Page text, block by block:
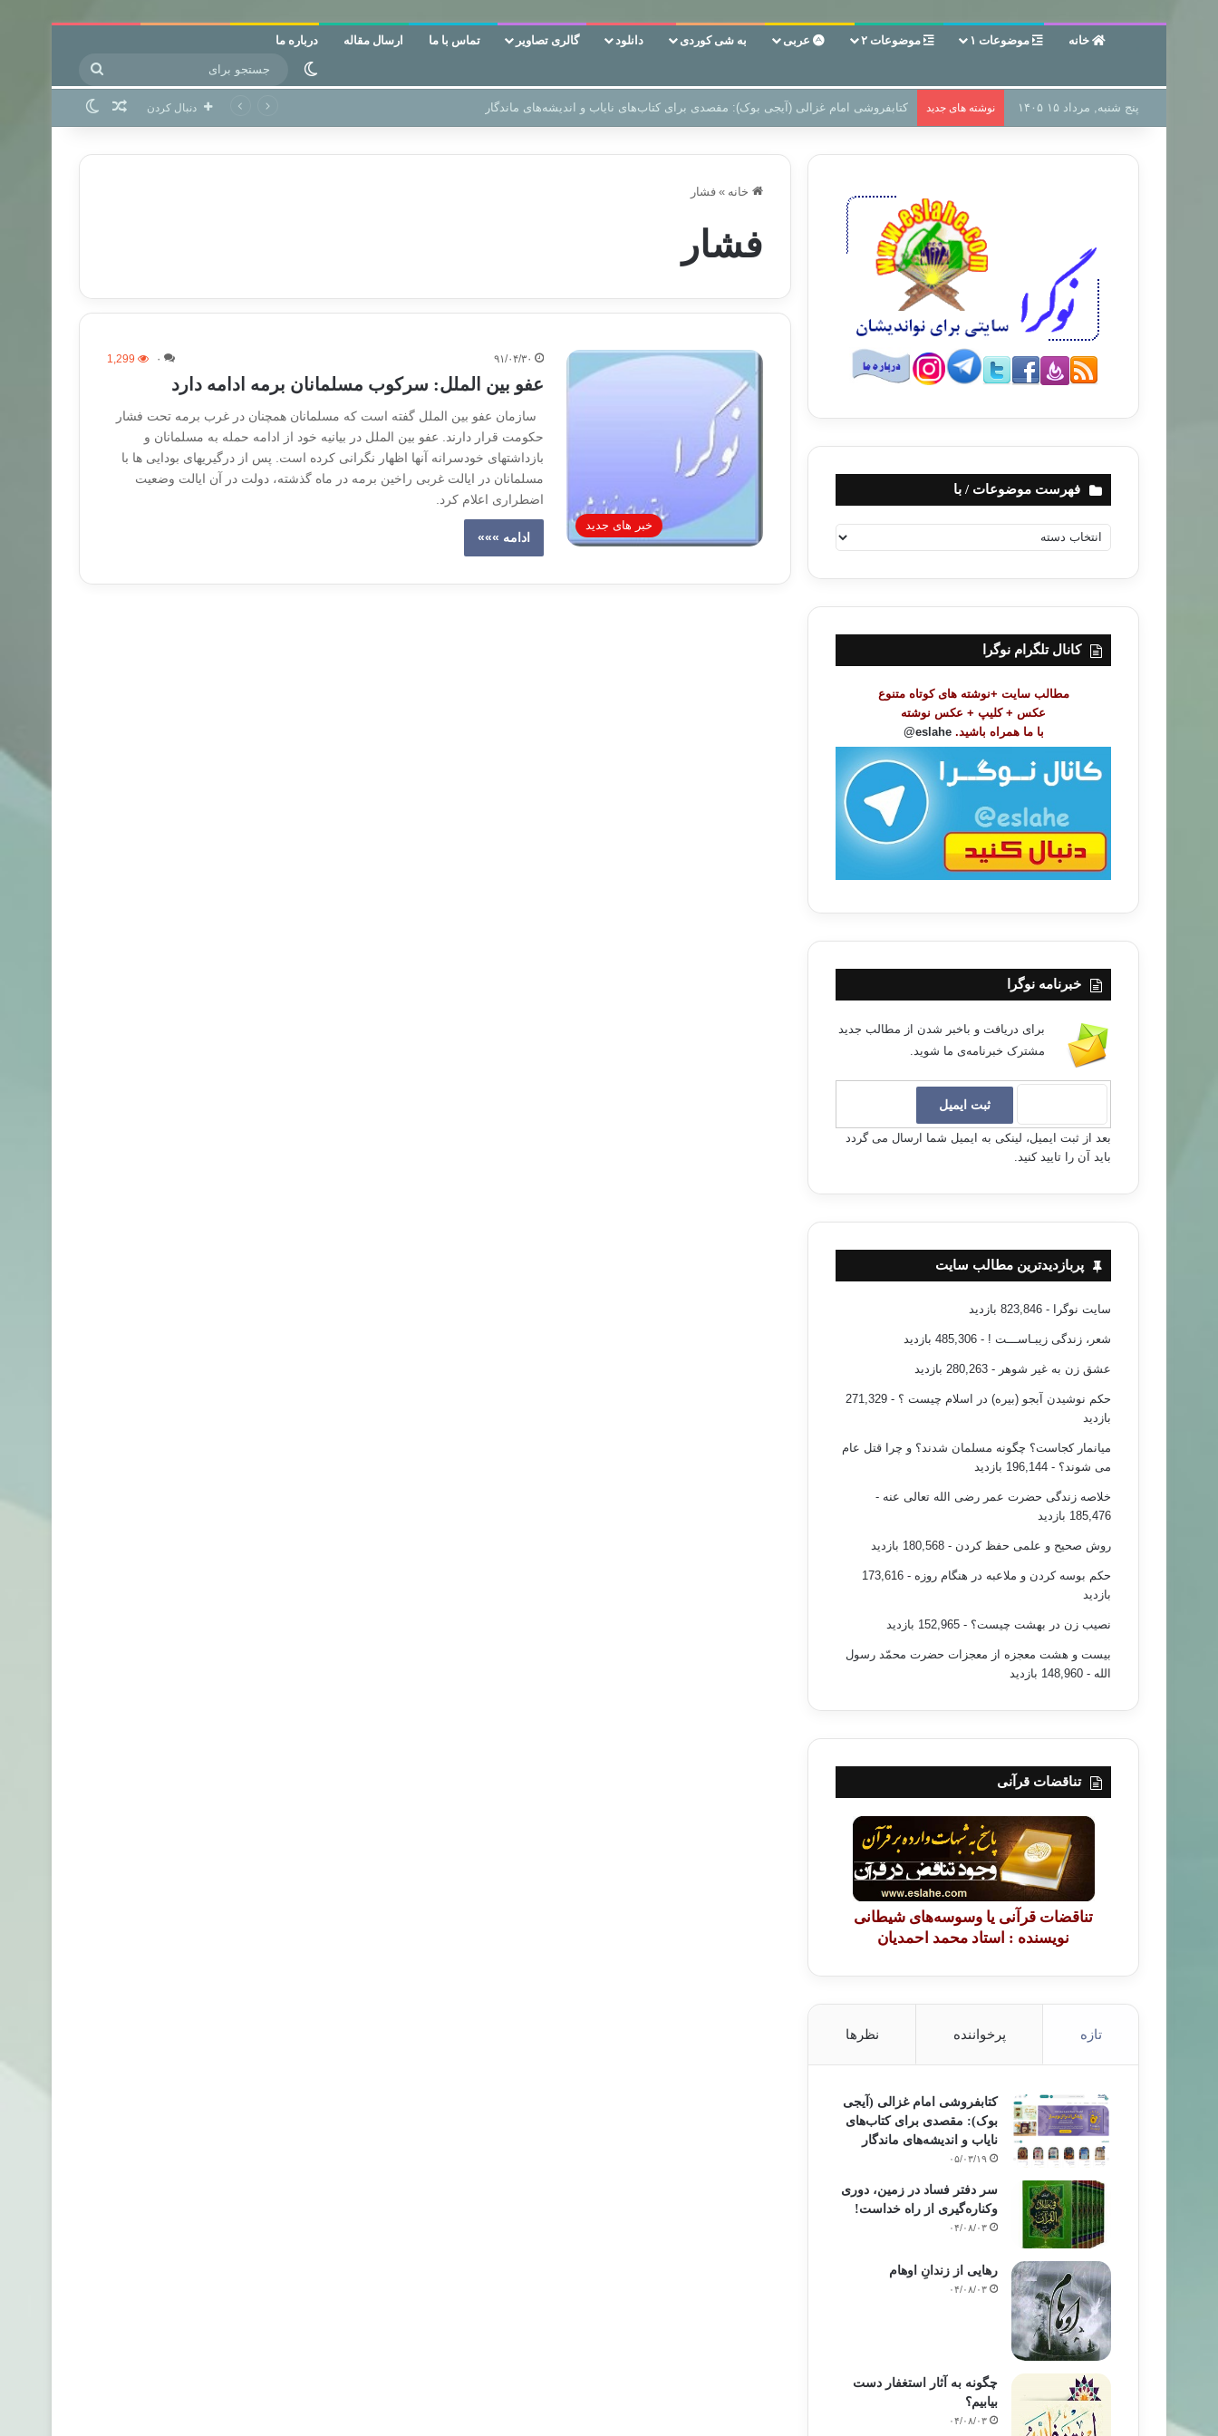
خانه موضوعات ۱ موضوعات ۲ عربی به شی کوردی دانلود گالری تصاویر تماس با ما ارسال مقاله درباره ما
تغییر پوسته
برای پنج شنبه, مرداد ۱۵ ۱۴۰۵ نوشته های جدید سر دفتر فساد در زمین‌، دوری وکناره‌گیری از راه خداست‌! دنبال کردن نوشته تصادفی
خانه » فشار
فشار
خبر های جدید
۹۱/۰۴/۳۰ ۰ 1,299
عفو بین الملل: سرکوب مسلمانان برمه ادامه دارد
سازمان عفو بین الملل گفته است که مسلمانان همچنان در غرب برمه تحت فشار
حکومت قرار دارند. عفو بین الملل در بیانیه خود از ادامه حمله به مسلمانان و
بازداشتهای خودسرانه آنها اظهار نگرانی کرده است. پس از درگیریهای بودایی ها با
مسلمانان در ایالت غربی راخین برمه در ماه گذشته، دولت در آن ایالت وضعیت
اضطراری اعلام کرد.
ادامه »»»
فهرست موضوعات / با
ه
ت
ض
کانال تلگرام نوگرا
مطالب سایت +نوشته های کوتاه متنوع
عکس + کلیپ + عکس نوشته
با ما همراه باشید. eslahe@
خبرنامه نوگرا
برای دریافت و باخبر شدن از مطالب جدید
مشترک خبرنامه‌ی ما شوید.
بعد از ثبت ایمیل، لینکی به ایمیل شما ارسال می گردد
باید آن را تایید کنید.
پربازدیدترین مطالب سایت
سایت نوگرا - 823,846 بازدید
شعر، زندگی زیبـاســـت ! - 485,306 بازدید
عشق زن به غیر شوهر - 280,263 بازدید
حکم نوشیدن آبجو (بیره) در اسلام چیست ؟
- 271,329
بازدید
میانمار کجاست؟ چگونه مسلمان شدند؟ و چرا قتل عام
می شوند؟ - 196,144 بازدید
خلاصه زندگی حضرت عمر رضی الله تعالی عنه -
185,476 بازدید
روش صحیح و علمی حفظ کردن - 180,568 بازدید
حکم بوسه کردن و ملاعبه در هنگام روزه
- 173,616
بازدید
نصیب زن در بهشت چیست؟ - 152,965 بازدید
بیست و هشت معجزه از معجزات حضرت محمّد رسول
الله - 148,960 بازدید
تناقضات قرآنی
تناقضات قرآنی یا وسوسه‌های شیطانی
نویسنده : استاد محمد احمدیان
تازه پرخواننده نظرها
کتابفروشی امام غزالی (آیجی
بوک): مقصدی برای کتاب‌های
نایاب و اندیشه‌های ماندگار
۰۵/۰۳/۱۹
سر دفتر فساد در زمین‌، دوری
وکناره‌گیری از راه خداست‌!
۰۴/۰۸/۰۳
رهایی از زندانِ اوهام
۰۴/۰۸/۰۳
چگونه به آثار استغفار دست
بیابیم؟
۰۴/۰۸/۰۳